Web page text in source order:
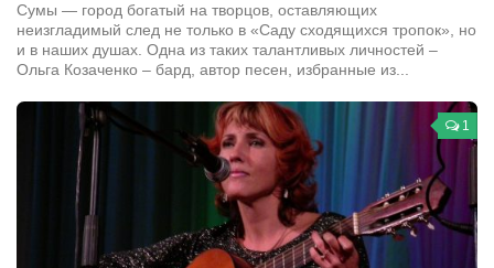
Сергей Коноз
Денис Федченко
Звукорежиссёры
Alfom Studio
Guitarproduction Studio
Писатели
Поэты
Сумы — город богатый на творцов, оставляющих
неизгладимый след не только в «Саду сходящихся тропок», но
и в наших душах. Одна из таких талантливых личностей –
Ольга Козаченко – бард, автор песен, избранные из...
1